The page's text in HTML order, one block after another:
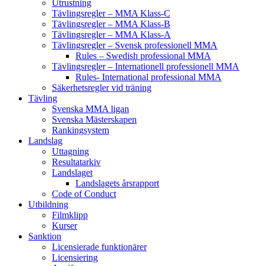
Utrustning
Tävlingsregler – MMA Klass-C
Tävlingsregler – MMA Klass-B
Tävlingsregler – MMA Klass-A
Tävlingsregler – Svensk professionell MMA
Rules – Swedish professional MMA
Tävlingsregler – Internationell professionell MMA
Rules- International professional MMA
Säkerhetsregler vid träning
Tävling
Svenska MMA ligan
Svenska Mästerskapen
Rankingsystem
Landslag
Uttagning
Resultatarkiv
Landslaget
Landslagets årsrapport
Code of Conduct
Utbildning
Filmklipp
Kurser
Sanktion
Licensierade funktionärer
Licensiering